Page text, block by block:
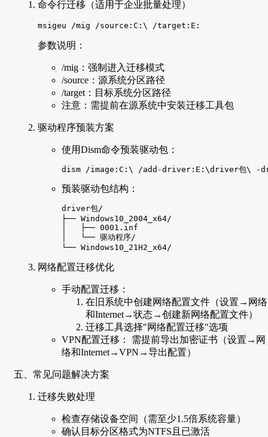
命令行迁移（适用于企业批量处理）
msigeu /mig /source:C:\ /target:E:
参数说明：
/mig：强制进入迁移模式
/source：源系统分区路径
/target：目标系统分区路径
注意：需提前在源系统中安装迁移工具包
驱动程序预装方案
使用Dism命令预装驱动包：
dism /image:C:\ /add-driver:E:\driver包\ -
预装驱动包结构：
driver包/
├── Windows10_2004_x64/
│   ├── 0001.inf
│   └── 驱动程序/
└── Windows10_21H2_x64/
网络配置迁移优化
手动配置迁移：
在旧系统中创建网络配置文件（设置→网络
和Internet→状态→创建新网络配置文件）
迁移工具选择"网络配置迁移"选项
VPN配置迁移： 需提前导出加密证书（设置→网
络和Internet→VPN→导出配置）
五、常见问题解决方案
迁移失败处理
检查存储设备空间（需至少1.5倍系统容量）
确认目标分区格式为NTFS且已激活